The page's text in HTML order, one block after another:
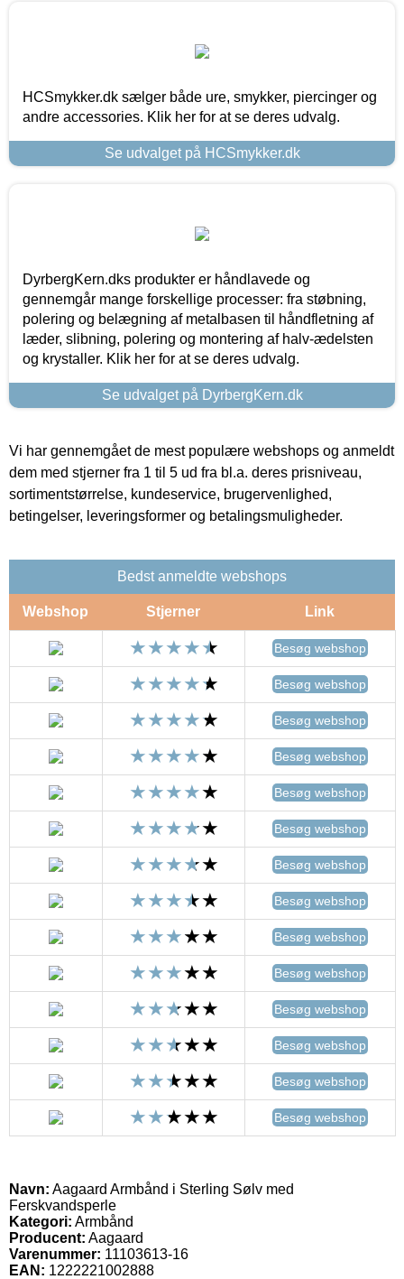
HCSmykker.dk sælger både ure, smykker, piercinger og
andre accessories. Klik her for at se deres udvalg.
Se udvalget på HCSmykker.dk
DyrbergKern.dks produkter er håndlavede og
gennemgår mange forskellige processer: fra støbning,
polering og belægning af metalbasen til håndfletning af
læder, slibning, polering og montering af halv-ædelsten
og krystaller. Klik her for at se deres udvalg.
Se udvalget på DyrbergKern.dk
Vi har gennemgået de mest populære webshops og anmeldt
dem med stjerner fra 1 til 5 ud fra bl.a. deres prisniveau,
sortimentstørrelse, kundeservice, brugervenlighed,
betingelser, leveringsformer og betalingsmuligheder.
Bedst anmeldte webshops
Webshop Stjerner Link
Besøg webshop
Besøg webshop
Besøg webshop
Besøg webshop
Besøg webshop
Besøg webshop
Besøg webshop
Besøg webshop
Besøg webshop
Besøg webshop
Besøg webshop
Besøg webshop
Besøg webshop
Besøg webshop
Navn: Aagaard Armbånd i Sterling Sølv med
Ferskvandsperle
Kategori: Armbånd
Producent: Aagaard
Varenummer: 11103613-16
EAN: 1222221002888